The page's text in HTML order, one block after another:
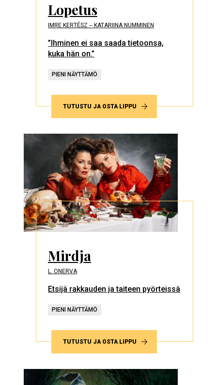
Lopetus
IMRE KERTÉSZ ‒ KATARIINA NUMMINEN
”Ihminen ei saa saada tietoonsa,
kuka hän on.”
PIENI NÄYTTÄMÖ
TUTUSTU JA OSTA LIPPU
Mirdja
L. ONERVA
Etsijä rakkauden ja taiteen pyörteissä
PIENI NÄYTTÄMÖ
TUTUSTU JA OSTA LIPPU